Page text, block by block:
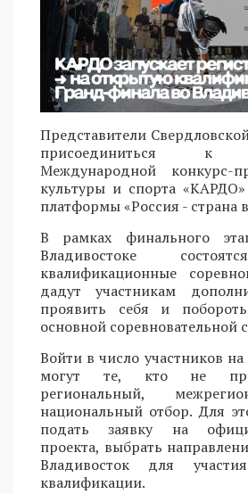
Представители
присоединиться к
Международной конкурс-
культуры и спорта
платформы «Россия - страна
В рамках финального
Владивостоке
квалификационные
дадут участникам
проявить себя и
основной соревновательной
Войти в число участников
могут те, кто не
региональный,
национальный отбор. Для
подать заявку на
проекта, выбрать
Владивосток для
квалификации.